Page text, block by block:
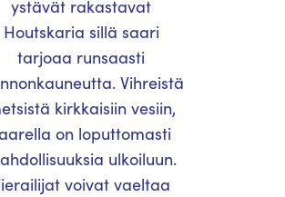
ystävät rakastavat
Houtskaria sillä saari
tarjoaa runsaasti
Vihreistä
kirkkaisiin vesiin,
on loputtomasti
ulkoiluun.
voivat vaeltaa